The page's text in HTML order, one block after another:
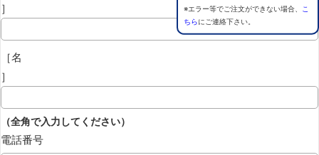
※エラー等でご注文ができない場合、
こ
ちらにご連絡下さい。
］
［名
］
（全角で入力してください）
電話番号